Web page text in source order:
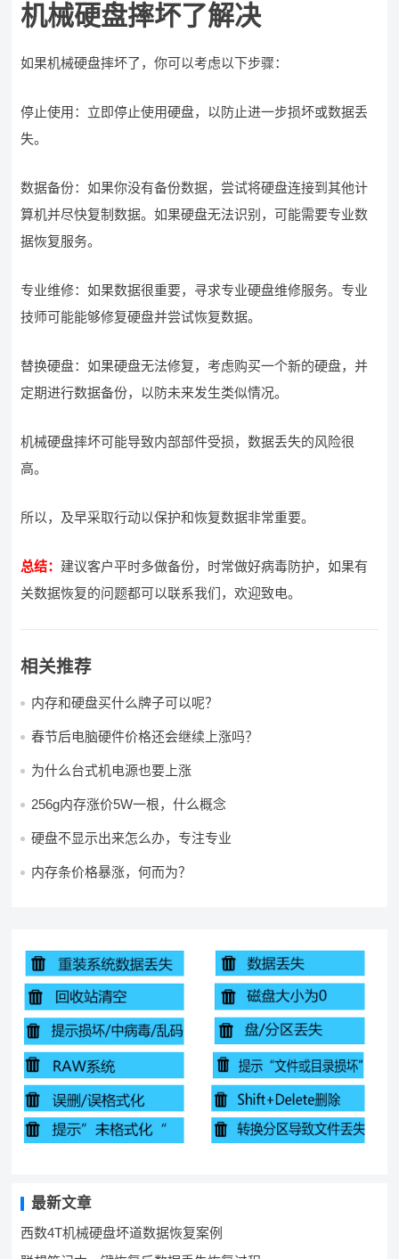
机械硬盘摔坏了解决
如果机械硬盘摔坏了，你可以考虑以下步骤：
停止使用：立即停止使用硬盘，以防止进一步损坏或数据丢
失。
数据备份：如果你没有备份数据，尝试将硬盘连接到其他计
算机并尽快复制数据。如果硬盘无法识别，可能需要专业数
据恢复服务。
专业维修：如果数据很重要，寻求专业硬盘维修服务。专业
技师可能能够修复硬盘并尝试恢复数据。
替换硬盘：如果硬盘无法修复，考虑购买一个新的硬盘，并
定期进行数据备份，以防未来发生类似情况。
机械硬盘摔坏可能导致内部部件受损，数据丢失的风险很
高。
所以，及早采取行动以保护和恢复数据非常重要。
总结： 建议客户平时多做备份，时常做好病毒防护，如果有
关数据恢复的问题都可以联系我们，欢迎致电。
相关推荐
内存和硬盘买什么牌子可以呢？
春节后电脑硬件价格还会继续上涨吗？
为什么台式机电源也要上涨
256g内存涨价5W一根，什么概念
硬盘不显示出来怎么办，专注专业
内存条价格暴涨，何而为？
最新文章
西数4T机械硬盘坏道数据恢复案例